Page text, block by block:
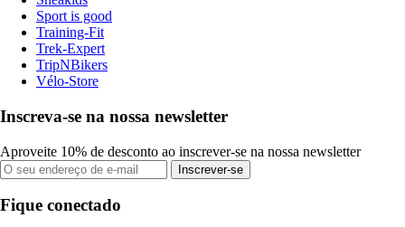
Sport is good
Training-Fit
Trek-Expert
TripNBikers
Vélo-Store
Inscreva-se na nossa newsletter
Aproveite 10% de desconto ao inscrever-se na nossa newsletter
Inscrever-se
Fique conectado